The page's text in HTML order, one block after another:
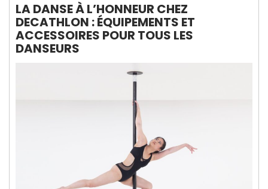
LA DANSE À L’HONNEUR CHEZ
DECATHLON : ÉQUIPEMENTS ET
ACCESSOIRES POUR TOUS LES
DANSEURS